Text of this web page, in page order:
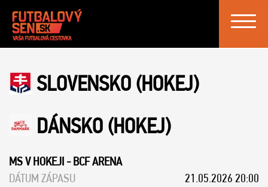
Toggle
SLOVENSKO (HOKEJ)
DÁNSKO (HOKEJ)
MS V HOKEJI -BCF ARENA
DÁTUM ZÁPASU
21.05.2026 20:00